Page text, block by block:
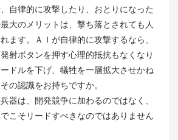
自律的に攻撃したり、おとりになった
大のメリットは、撃ち落とされても人
ます。ＡＩが自律的に攻撃するなら、
射ボタンを押す心理的抵抗もなくなり
ドルを下げ、犠牲を一層拡大させかね
の認識をお持ちですか。
器は、開発競争に加わるのではなく、
こそリードすべきなのではありません